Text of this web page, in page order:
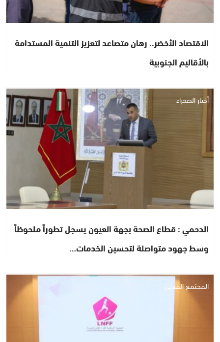
الاقتصاد الأخضر.. رهان متصاعد لتعزيز التنمية المستدامة
بالأقاليم الجنوبية
أخبار الصحراء
الدحمي : قطاع الصحة بجهة العيون يسجل تطوراً ملحوظاً
وسط جهود متواصلة لتحسين الخدمات…
المجتمع المدني